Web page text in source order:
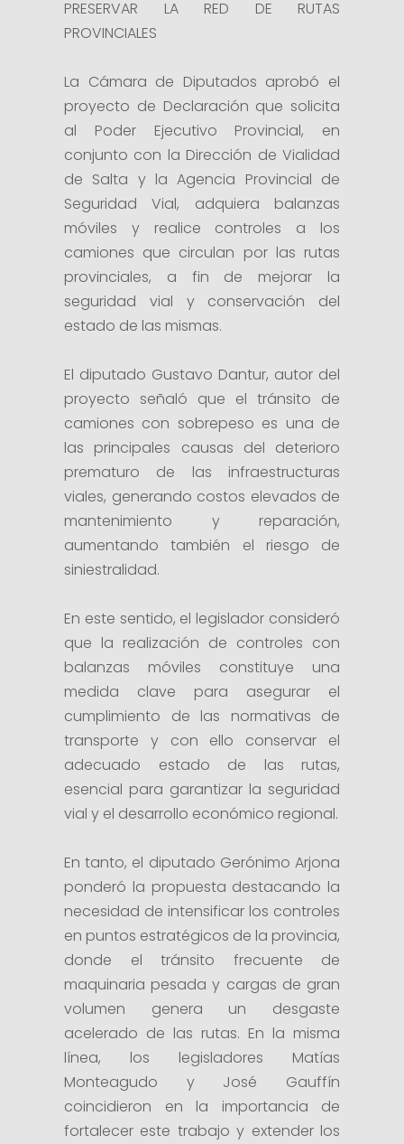
PRESERVAR LA RED DE RUTAS
PROVINCIALES
La Cámara de Diputados aprobó el
proyecto de Declaración que solicita
al Poder Ejecutivo Provincial, en
conjunto con la Dirección de Vialidad
de Salta y la Agencia Provincial de
Seguridad Vial, adquiera balanzas
móviles y realice controles a los
camiones que circulan por las rutas
provinciales, a fin de mejorar la
seguridad vial y conservación del
estado de las mismas.
El diputado Gustavo Dantur, autor del
proyecto señaló que el tránsito de
camiones con sobrepeso es una de
las principales causas del deterioro
prematuro de las infraestructuras
viales, generando costos elevados de
mantenimiento y reparación,
aumentando también el riesgo de
siniestralidad.
En este sentido, el legislador consideró
que la realización de controles con
balanzas móviles constituye una
medida clave para asegurar el
cumplimiento de las normativas de
transporte y con ello conservar el
adecuado estado de las rutas,
esencial para garantizar la seguridad
vial y el desarrollo económico regional.
En tanto, el diputado Gerónimo Arjona
ponderó la propuesta destacando la
necesidad de intensificar los controles
en puntos estratégicos de la provincia,
donde el tránsito frecuente de
maquinaria pesada y cargas de gran
volumen genera un desgaste
acelerado de las rutas. En la misma
línea, los legisladores Matías
Monteagudo y José Gauffín
coincidieron en la importancia de
fortalecer este trabajo y extender los